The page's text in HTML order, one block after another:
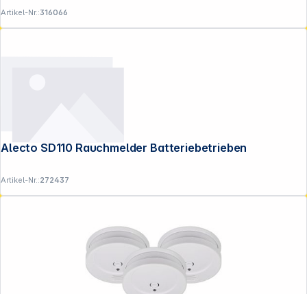
Artikel-Nr.:316066
Alecto SD110 Rauchmelder Batteriebetrieben
Artikel-Nr.:272437